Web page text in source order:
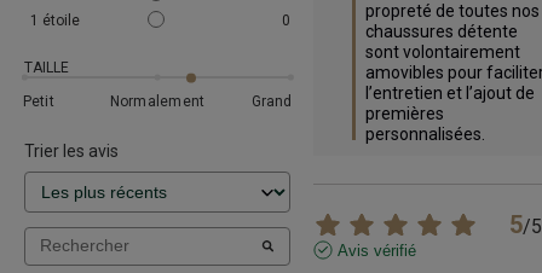
1 étoile 0
TAILLE
Petit
Normalement Grand
Trier les avis
propreté de toutes nos
chaussures détente
sont volontairement
amovibles pour
l’entretien et l’ajout de
premières
personnalisées.
5/5
Avis vérifié